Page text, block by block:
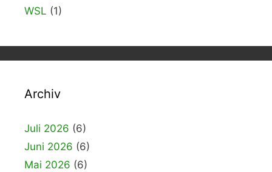
WSL (1)
Archiv
Juli 2026 (6)
Juni 2026 (6)
Mai 2026 (6)